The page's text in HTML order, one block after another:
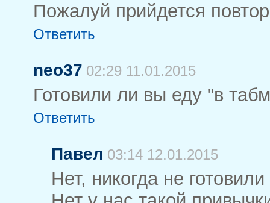
Пожалуй прийдется
Ответить
neo37 02:29 11.01.2015
Готовили ли вы еду "в
Ответить
Павел 03:14 12.01.2015
Нет, никогда не